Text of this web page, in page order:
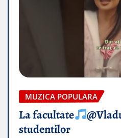
MUZICA POPULARA
La facultate
studentilor